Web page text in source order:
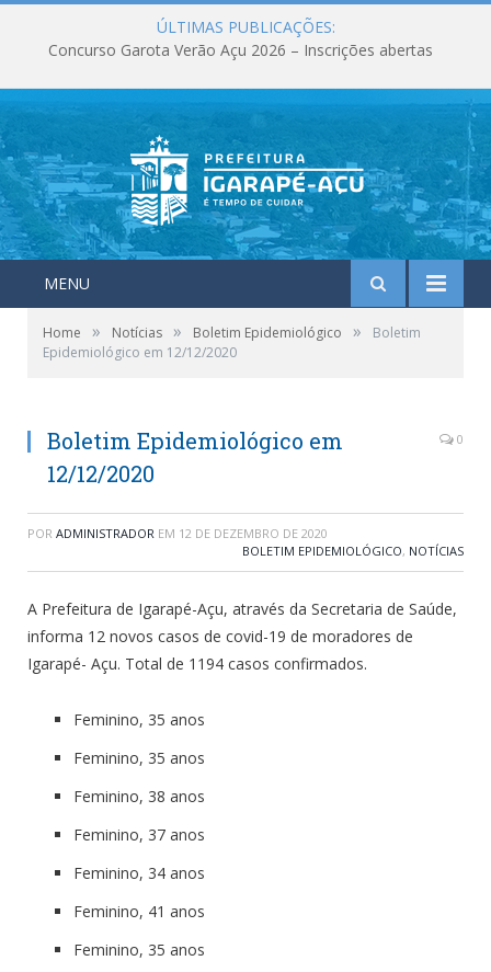
ÚLTIMAS PUBLICAÇÕES:
Concurso Garota Verão Açu 2026 – Inscrições abertas
MENU
Home » Notícias » Boletim Epidemiológico »
Boletim
Epidemiológico em 12/12/2020
Boletim Epidemiológico em
12/12/2020
0
POR ADMINISTRADOR EM 12 DE DEZEMBRO DE 2020
BOLETIM EPIDEMIOLÓGICO, NOTÍCIAS
A Prefeitura de Igarapé-Açu, através da Secretaria de Saúde,
informa 12 novos casos de covid-19 de moradores de
Igarapé- Açu. Total de 1194 casos confirmados.
Feminino, 35 anos
Feminino, 35 anos
Feminino, 38 anos
Feminino, 37 anos
Feminino, 34 anos
Feminino, 41 anos
Feminino, 35 anos